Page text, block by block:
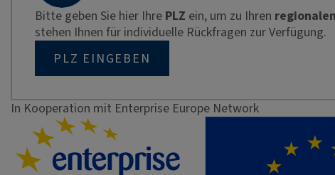
Bitte geben Sie hier Ihre PLZ ein, um zu Ihren
stehen Ihnen für individuelle Rückfragen zur Verfügung.
PLZ EINGEBEN
In Kooperation mit Enterprise Europe Network